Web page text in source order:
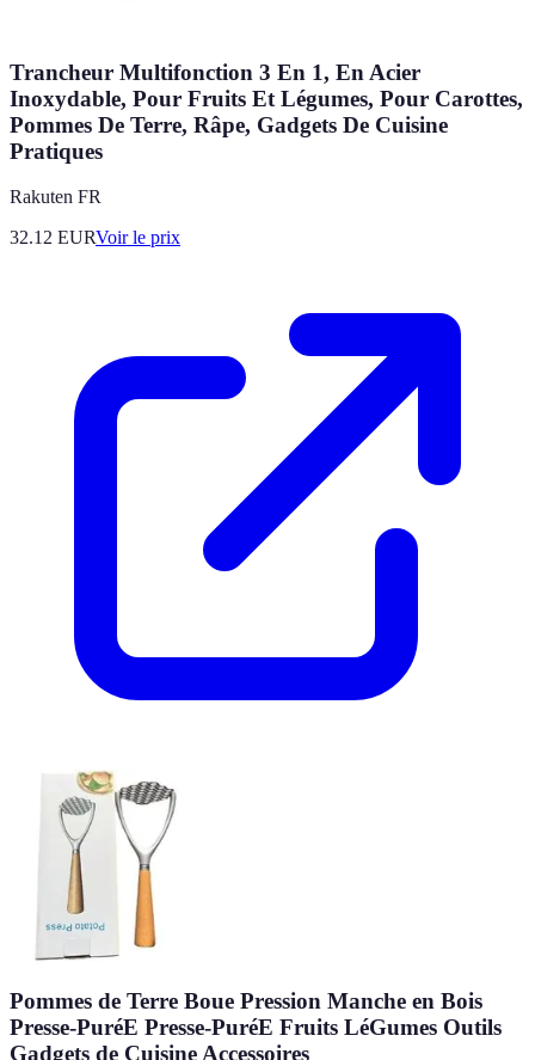
Trancheur Multifonction 3 En 1, En Acier
Inoxydable, Pour Fruits Et Légumes, Pour Carottes,
Pommes De Terre, Râpe, Gadgets De Cuisine
Pratiques
Rakuten FR
32.12 EURVoir le prix
Pommes de Terre Boue Pression Manche en Bois
Presse-PuréE Presse-PuréE Fruits LéGumes Outils
Gadgets de Cuisine Accessoires